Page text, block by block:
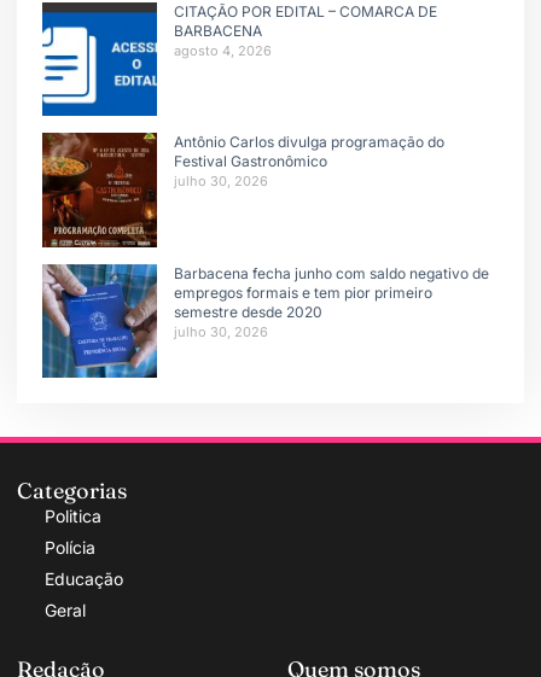
CITAÇÃO POR EDITAL – COMARCA DE
BARBACENA
agosto 4, 2026
Antônio Carlos divulga programação do
Festival Gastronômico
julho 30, 2026
Barbacena fecha junho com saldo negativo de
empregos formais e tem pior primeiro
semestre desde 2020
julho 30, 2026
Categorias
Politica
Polícia
Educação
Geral
Redação Quem somos